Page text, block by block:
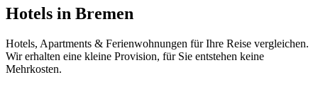
Hotels in Bremen
Hotels, Apartments & Ferienwohnungen für Ihre Reise vergleichen.
Wir erhalten eine kleine Provision, für Sie entstehen keine
Mehrkosten.